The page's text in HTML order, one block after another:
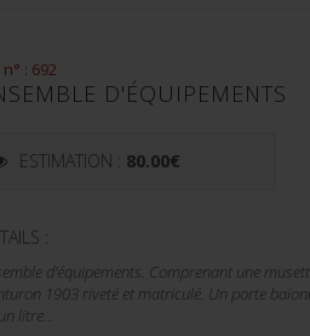
: 692
D'ÉQUIPEMENTS
ESTIMATION : 80.00€
:
d'équipements. Comprenant une
1903 riveté et matriculé. Un porte
litre...